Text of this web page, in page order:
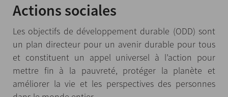
Actions sociales
Les objectifs de développement durable (ODD) sont
un plan directeur pour un avenir durable pour tous
et constituent un appel universel à l’action pour
mettre fin à la pauvreté, protéger la planète et
améliorer la vie et les perspectives des personnes